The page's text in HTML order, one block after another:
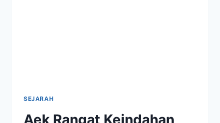
SEJARAH
Aek Rangat Keindahan